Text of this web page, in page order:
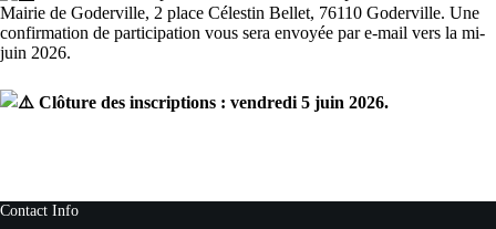
Mairie de Goderville, 2 place Célestin Bellet, 76110 Goderville. Une
confirmation de participation vous sera envoyée par e-mail vers la mi-
juin 2026.
Clôture des inscriptions : vendredi 5 juin 2026.
Contact Info